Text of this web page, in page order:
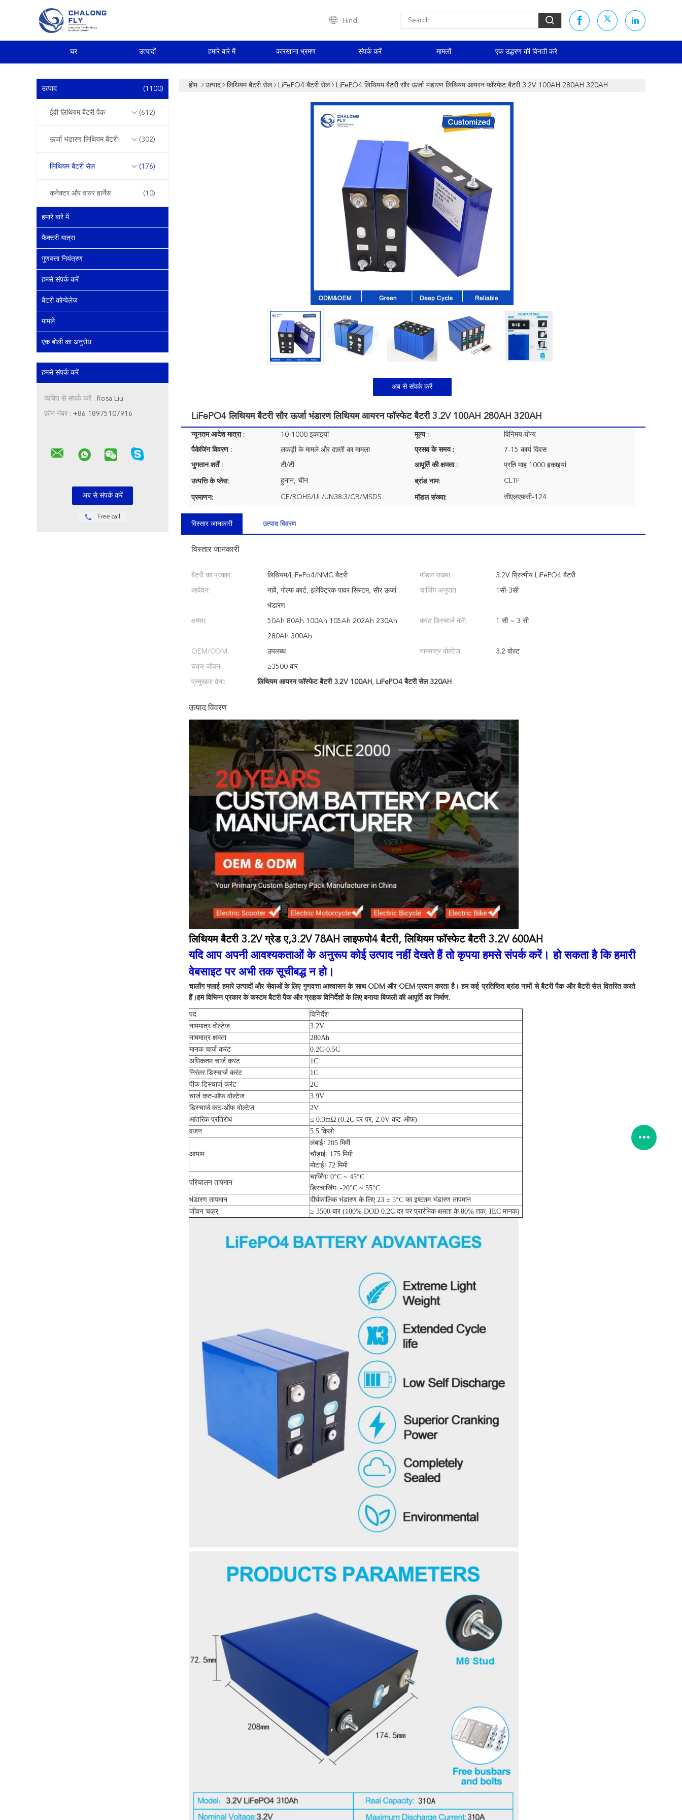
Hindi
घर उत्पादों हमारे बारे में कारखाना भ्रमण संपर्क करें मामलों एक उद्धरण की विनती करे
उत्पाद (1100)
ईवी लिथियम बैटरी पैक (612)
ऊर्जा भंडारण लिथियम बैटरी (302)
लिथियम बैटरी सेल (176)
कनेक्टर और वायर हार्नेस (10)
हमारे बारे में
फैक्टरी यात्रा
गुणवत्ता नियंत्रण
हमसे संपर्क करें
बैटरी कोन्वेलेज
मामले
एक बोली का अनुरोध
हमसे संपर्क करें
व्यक्ति से संपर्क करें : Rosa Liu
फ़ोन नंबर : +86 18975107916
Free call
होम उत्पाद लिथियम बैटरी सेल LiFePO4 बैटरी सेल LiFePO4 लिथियम बैटरी सौर ऊर्जा भंडारण लिथियम आयरन फॉस्फेट बैटरी 3.2V 100AH 280AH 320AH
अब से संपर्क करें
LiFePO4 लिथियम बैटरी सौर ऊर्जा भंडारण लिथियम आयरन फॉस्फेट बैटरी 3.2V 100AH 280AH 320AH
न्यूनतम आदेश मात्रा : 10-1000 इकाइयां मूल्य : विनिमय योग्य
पैकेजिंग विवरण : लकड़ी के मामले और दफ़्ती का मामला प्रसव के समय : 7-15 कार्य दिवस
भुगतान शर्तें : टी/टी आपूर्ति की क्षमता : प्रति माह 1000 इकाइयां
उत्पत्ति के प्लेस: हुनान, चीन ब्रांड नाम: CLTF
प्रमाणन: CE/ROHS/UL/UN38.3/CB/MSDS मॉडल संख्या: सीएलएफसी-124
विस्तार जानकारी उत्पाद विवरण
विस्तार जानकारी
बैटरी का प्रकार: लिथियम/LiFePo4/NMC बैटरी मॉडल संख्या: 3.2V प्रिज्मीय LiFePO4 बैटरी
आवेदन: नावें, गोल्फ कार्ट, इलेक्ट्रिक पावर सिस्टम, सौर ऊर्जा
भंडारण
चार्जिंग अनुपात: 1सी-3सी
क्षमता: 50Ah 80Ah 100Ah 105Ah 202Ah 230Ah
280Ah 300Ah
करंट डिस्चार्ज करें: 1 सी ~ 3 सी
OEM/ODM: उपलब्ध नाममात्र वोल्टेज: 3.2 वोल्ट
चक्र जीवन: ≥3500 बार
प्रमुखता देना: लिथियम आयरन फॉस्फेट बैटरी 3.2V 100AH , LiFePO4 बैटरी सेल 320AH
उत्पाद विवरण
लिथियम बैटरी 3.2V ग्रेड ए,3.2V 78AH लाइफपो4 बैटरी, लिथियम फॉस्फेट बैटरी 3.2V 600AH
यदि आप अपनी आवश्यकताओं के अनुरूप कोई उत्पाद नहीं देखते हैं तो कृपया हमसे संपर्क करें। हो सकता है कि हमारी
वेबसाइट पर अभी तक सूचीबद्ध न हो।
चालोंग फ्लाई हमारे उत्पादों और सेवाओं के लिए गुणवत्ता आश्वासन के साथ ODM और OEM प्रदान करता है। हम कई प्रतिष्ठित ब्रांड नामों से बैटरी पैक और बैटरी सेल वितरित करते
हैं।हम विभिन्न प्रकार के कस्टम बैटरी पैक और ग्राहक विनिर्देशों के लिए बनाया बिजली की आपूर्ति का निर्माण.
पद
विनिर्देश
नाममात्र वोल्टेज
3.2V
नाममात्र क्षमता
280Ah
मानक चार्ज करंट
0.2C-0.5C
अधिकतम चार्ज करंट
1C
निरंतर डिस्चार्ज करंट
1C
पीक डिस्चार्ज करंट
2C
चार्ज कट-ऑफ वोल्टेज
3.9V
डिस्चार्ज कट-ऑफ वोल्टेज
2V
आंतरिक प्रतिरोध
≤ 0.3mΩ (0.2C दर पर, 2.0V कट-ऑफ)
वजन
5.5 किलो
आयाम
लंबाईः 205 मिमी
चौड़ाईः 175 मिमी
मोटाईः 72 मिमी
परिचालन तापमान
चार्जिंगः 0°C ~ 45°C
डिस्चार्जिंगः -20°C ~ 55°C
भंडारण तापमान
दीर्घकालिक भंडारण के लिए 23 ± 5°C का इष्टतम भंडारण तापमान
जीवन चक्र
≥ 3500 बार (100% DOD 0.2C दर पर प्रारंभिक क्षमता के 80% तक, IEC मानक)